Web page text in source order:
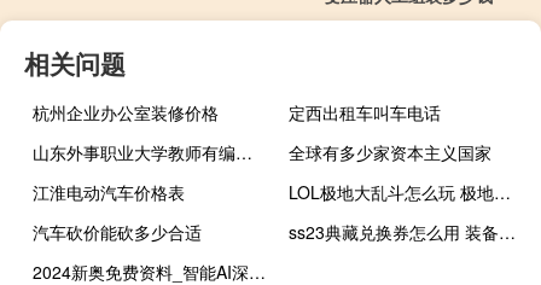
相关问题
杭州企业办公室装修价格
定西出租车叫车电话
山东外事职业大学教师有编吗 山东外事翻译职业学院
全球有多少家资本主义国家
江淮电动汽车价格表
LOL极地大乱斗怎么玩 极地大乱斗加战斗力吗
汽车砍价能砍多少合适
ss23典藏兑换券怎么用 装备兑换券怎么用
2024新奥免费资料_智能AI深度解析_好看视频版v32.26.16